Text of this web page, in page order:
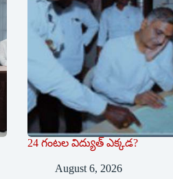
24 గంటల విద్యుత్ ఎక్కడ?
August 6, 2026